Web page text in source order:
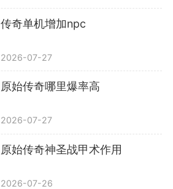
传奇单机增加npc
2026-07-27
原始传奇哪里爆率高
2026-07-27
原始传奇神圣战甲术作用
2026-07-26